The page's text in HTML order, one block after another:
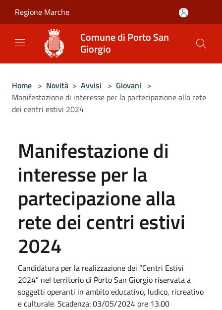
Regione Marche
Comune di Porto San
Giorgio
Home > Novità > Avvisi > Giovani >
Manifestazione di interesse per la partecipazione alla rete
dei centri estivi 2024
Manifestazione di
interesse per la
partecipazione alla
rete dei centri estivi
2024
Candidatura per la realizzazione dei “Centri Estivi
2024” nel territorio di Porto San Giorgio riservata a
soggetti operanti in ambito educativo, ludico, ricreativo
e culturale. Scadenza: 03/05/2024 ore 13.00